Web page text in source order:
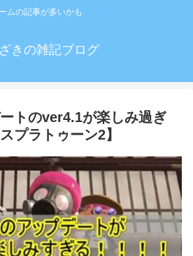
ムの記事が多いかも
きの雑記ブログ
トのver4.1が楽しみ過ぎ
プラトゥーン2】